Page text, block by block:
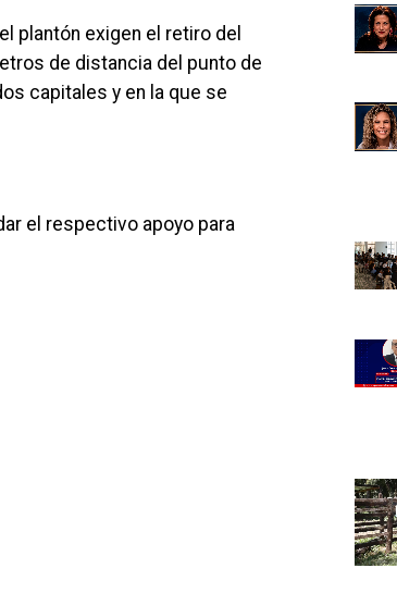
plantón exigen el retiro del
de distancia del punto de
capitales y en la que se
el respectivo apoyo para